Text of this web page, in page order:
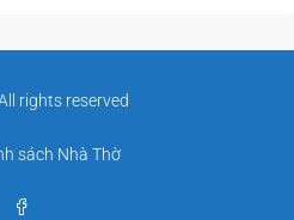
rights reserved
sách Nhà Thờ